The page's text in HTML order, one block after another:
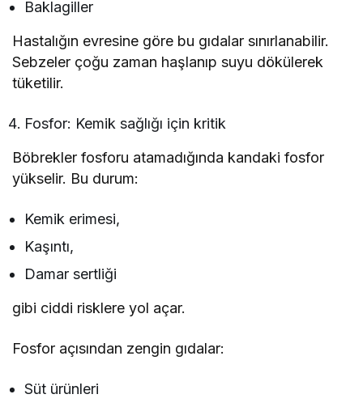
Baklagiller
Hastalığın evresine göre bu gıdalar sınırlanabilir.
Sebzeler çoğu zaman haşlanıp suyu dökülerek
tüketilir.
Fosfor: Kemik sağlığı için kritik
Böbrekler fosforu atamadığında kandaki fosfor
yükselir. Bu durum:
Kemik erimesi,
Kaşıntı,
Damar sertliği
gibi ciddi risklere yol açar.
Fosfor açısından zengin gıdalar:
Süt ürünleri